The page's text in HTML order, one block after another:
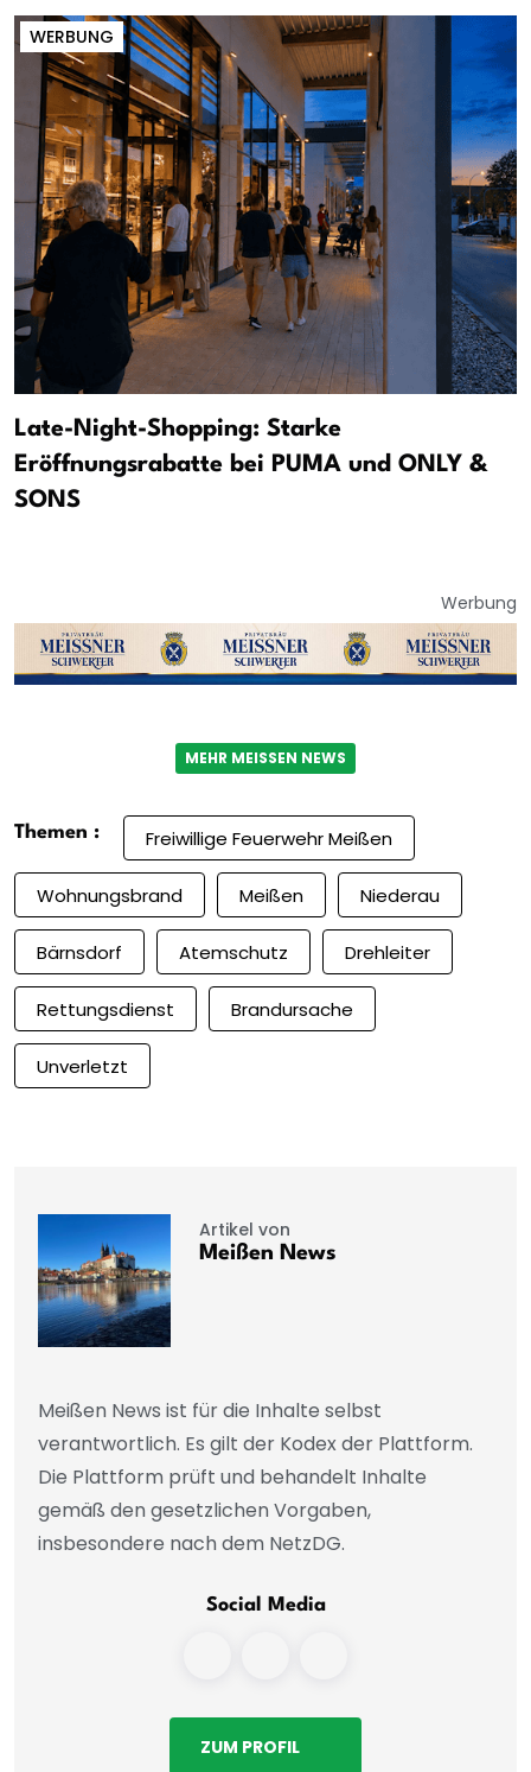
WERBUNG
Late-Night-Shopping: Starke
Eröffnungsrabatte bei PUMA und ONLY &
SONS
Werbung
MEHR MEISSEN NEWS
Themen : Freiwillige Feuerwehr Meißen
Wohnungsbrand Meißen Niederau
Bärnsdorf Atemschutz Drehleiter
Rettungsdienst Brandursache
Unverletzt
Artikel von
Meißen News
Meißen News ist für die Inhalte selbst
verantwortlich. Es gilt der Kodex der Plattform.
Die Plattform prüft und behandelt Inhalte
gemäß den gesetzlichen Vorgaben,
insbesondere nach dem NetzDG.
Social Media
ZUM PROFIL